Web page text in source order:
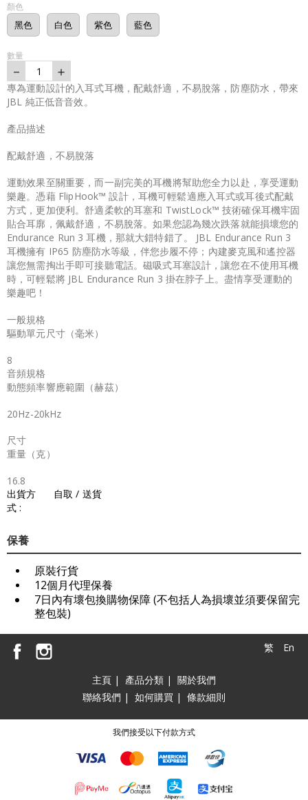
顏色
黑色 白色 紫色 藍色
數量
－ 1 ＋
專為運動設計的入耳式耳機，配戴舒適，不易脫落，防塵防水，帶來
JBL 純正低音音效。
產品描述
配戴舒適，不易脫落
運動效果至關重要，而一副完美的耳機將幫助您全力以赴，享受運動
樂趣。憑藉 FlipHook™ 設計，耳機可輕鬆適應入耳式或耳後式配戴
方式，更加便利。舒適柔軟的耳塞和 TwistLock™ 技術確保耳機牢固
貼合耳廓，佩戴舒適，不易脫落。如果您認為幾次跌落就能損壞您的
Endurance Run 3 耳機，那就大錯特錯了。 JBL Endurance Run 3
耳機擁有 IP65 防塵防水等級，伴您步履不停；內建麥克風和遙控器
讓您無需掏出手即可接聽電話。磁吸式耳塞設計，讓您在不使用耳機
時，可輕鬆將 JBL Endurance Run 3 掛在脖子上。盡情享受運動的
樂趣吧！
一般規格
驅動單元尺寸（毫米）
8
音頻規格
動態頻率響應範圍（赫茲）
20Hz-20kHz
尺寸
重量（克）
16.8
出貨方
式 :
自取 / 送貨
保養
原裝行貨
12個月代理保養
7日內有壞包換購物保障 (不包括人為損壞並須要保留完
整包裝)
繁 En
主頁 | 產品分類 | 關於我們
聯絡我們 | 如何購買 | 條款細則
我們接受以下付款方式